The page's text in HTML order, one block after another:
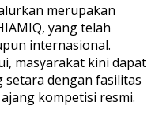
merupakan
yang telah
internasional.
masyarakat kini dapat
setara dengan fasilitas
kompetisi resmi.